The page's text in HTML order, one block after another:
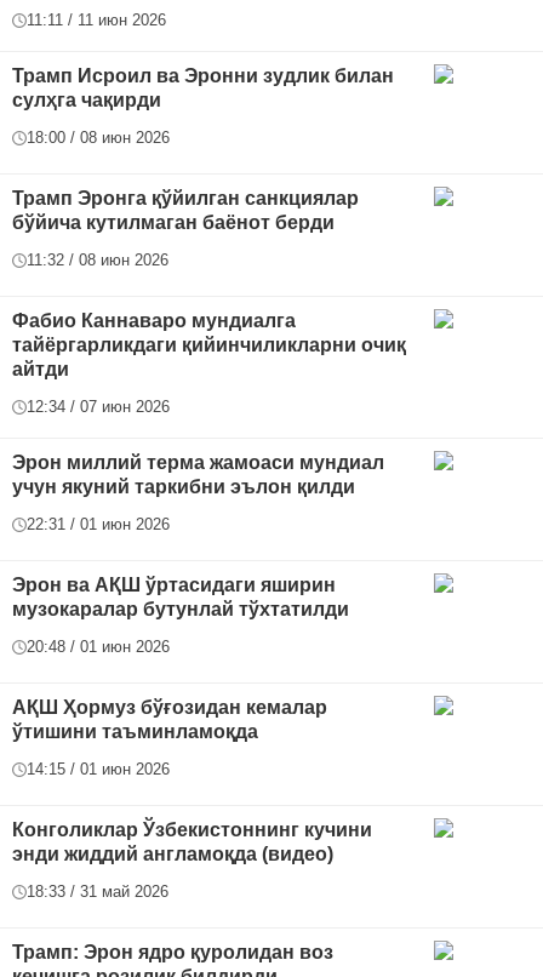
11:11 / 11 июн 2026
Трамп Исроил ва Эронни зудлик билан
сулҳга чақирди
18:00 / 08 июн 2026
Трамп Эронга қўйилган санкциялар
бўйича кутилмаган баёнот берди
11:32 / 08 июн 2026
Фабио Каннаваро мундиалга
тайёргарликдаги қийинчиликларни очиқ
айтди
12:34 / 07 июн 2026
Эрон миллий терма жамоаси мундиал
учун якуний таркибни эълон қилди
22:31 / 01 июн 2026
Эрон ва АҚШ ўртасидаги яширин
музокаралар бутунлай тўхтатилди
20:48 / 01 июн 2026
АҚШ Ҳормуз бўғозидан кемалар
ўтишини таъминламоқда
14:15 / 01 июн 2026
Конголиклар Ўзбекистоннинг кучини
энди жиддий англамоқда (видео)
18:33 / 31 май 2026
Трамп: Эрон ядро қуролидан воз